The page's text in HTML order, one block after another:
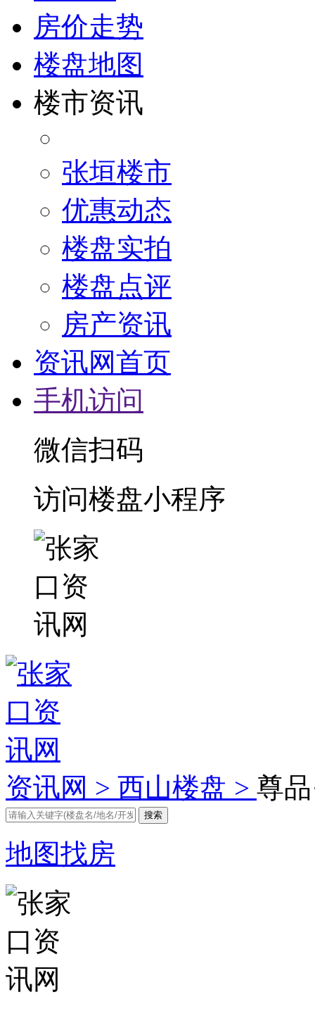
房价走势
楼盘地图
楼市资讯
张垣楼市
优惠动态
楼盘实拍
楼盘点评
房产资讯
资讯网首页
手机访问
微信扫码
访问楼盘小程序
资讯网 > 西山楼盘 > 尊
地图找房